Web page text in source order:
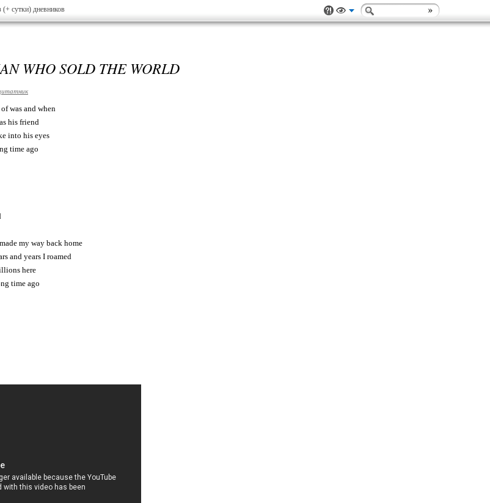
(+ сутки) дневников
WHO SOLD THE WORLD
was and when
his friend
into his eyes
time ago
my way back home
and years I roamed
here
time ago